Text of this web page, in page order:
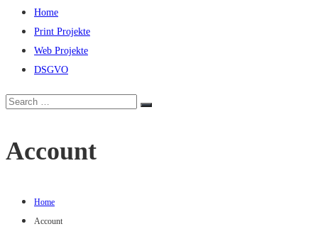
Michael
Becker
Eine
weitere
WordPress-
Home
Print Projekte
Web Projekte
DSGVO
Search
Search
Account
Home
Account